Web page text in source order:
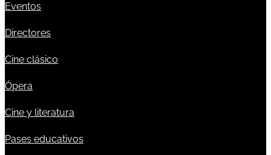
Eventos
Directores
Cine clásico
Ópera
Cine y literatura
Pases educativos